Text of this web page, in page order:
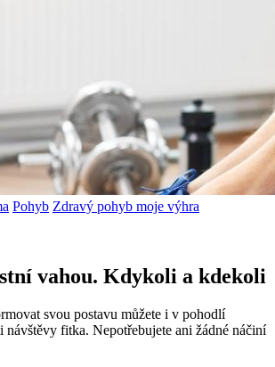
Pohyb Zdravý pohyb moje výhra
vahou. Kdykoli a kdekoli
svou postavu můžete i v pohodlí
návštěvy fitka. Nepotřebujete ani žádné náčiní